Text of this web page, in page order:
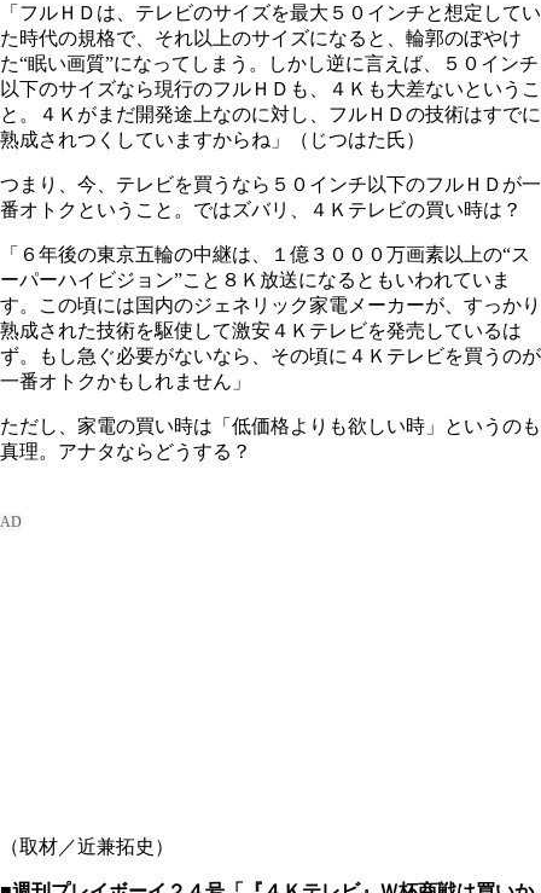
「フルＨＤは、テレビのサイズを最大５０インチと想定してい
た時代の規格で、それ以上のサイズになると、輪郭のぼやけ
た“眠い画質”になってしまう。しかし逆に言えば、５０インチ
以下のサイズなら現行のフルＨＤも、４Ｋも大差ないというこ
と。４Ｋがまだ開発途上なのに対し、フルＨＤの技術はすでに
熟成されつくしていますからね」（じつはた氏）
つまり、今、テレビを買うなら５０インチ以下のフルＨＤが一
番オトクということ。ではズバリ、４Ｋテレビの買い時は？
「６年後の東京五輪の中継は、１億３０００万画素以上の“ス
ーパーハイビジョン”こと８Ｋ放送になるともいわれていま
す。この頃には国内のジェネリック家電メーカーが、すっかり
熟成された技術を駆使して激安４Ｋテレビを発売しているは
ず。もし急ぐ必要がないなら、その頃に４Ｋテレビを買うのが
一番オトクかもしれません」
ただし、家電の買い時は「低価格よりも欲しい時」というのも
真理。アナタならどうする？
（取材／近兼拓史）